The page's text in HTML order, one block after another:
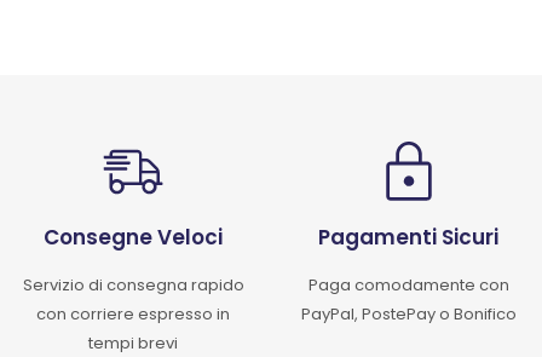
Consegne Veloci
Servizio di consegna rapido
con corriere espresso in
tempi brevi
Pagamenti Sicuri
Paga comodamente con
PayPal, PostePay o Bonifico